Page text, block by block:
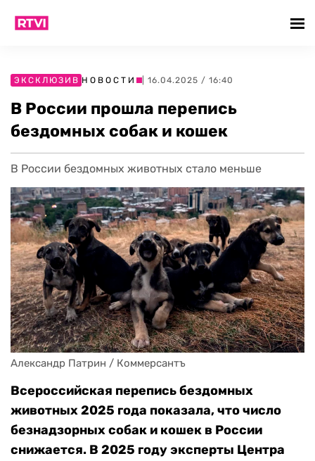
ЭКСКЛЮЗИВ НОВОСТИ | 16.04.2025 / 16:40
В России прошла перепись
бездомных собак и кошек
В России бездомных животных стало меньше
Александр Патрин / Коммерсантъ
Всероссийская перепись бездомных
животных 2025 года показала, что число
безнадзорных собак и кошек в России
снижается. В 2025 году эксперты Центра